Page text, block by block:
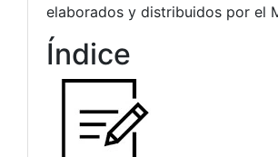
elaborados y distribuidos por el
Índice